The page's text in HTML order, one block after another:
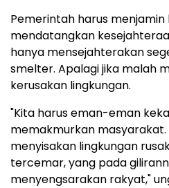
Pemerintah harus menjamin
mendatangkan
hanya mensejahterakan
smelter. Apalagi jika malah
kerusakan lingkungan.
"Kita harus eman-eman
memakmurkan masyarakat.
menyisakan lingkungan
tercemar, yang pada
menyengsarakan rakyat,"